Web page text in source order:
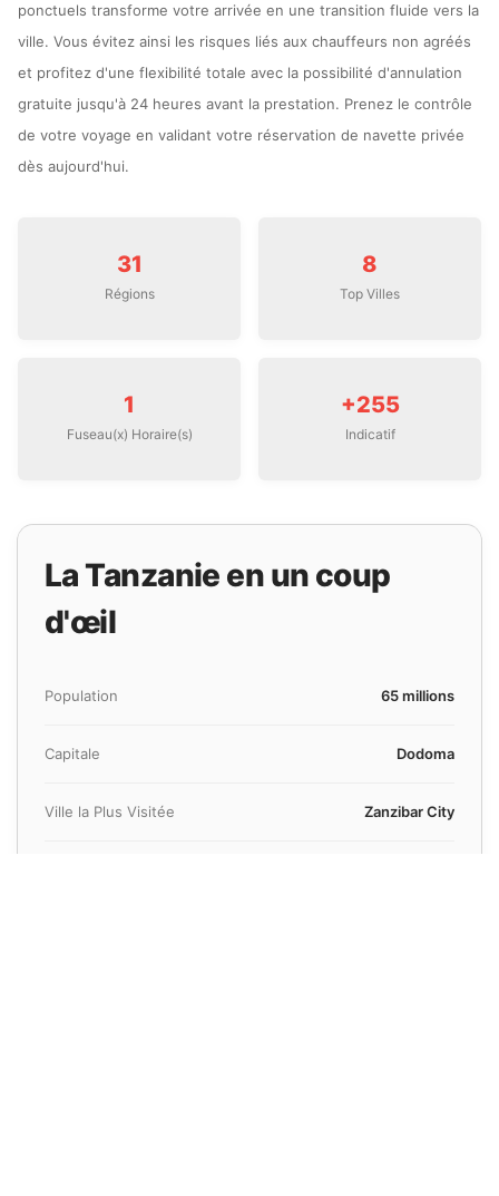
ponctuels transforme votre arrivée en une transition fluide vers la
ville. Vous évitez ainsi les risques liés aux chauffeurs non agréés
et profitez d'une flexibilité totale avec la possibilité d'annulation
gratuite jusqu'à 24 heures avant la prestation. Prenez le contrôle
de votre voyage en validant votre réservation de navette privée
dès aujourd'hui.
31
Régions
8
Top Villes
1
Fuseau(x) Horaire(s)
+255
Indicatif
La Tanzanie en un coup
d'œil
Population 65 millions
Capitale Dodoma
Ville la Plus Visitée Zanzibar City